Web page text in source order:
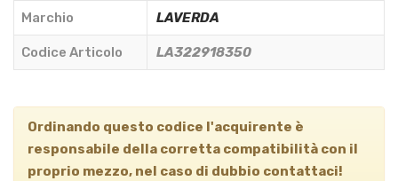
quantità
Marchio LAVERDA
Codice Articolo LA322918350
Ordinando questo codice l'acquirente è
responsabile della corretta compatibilità con il
proprio mezzo, nel caso di dubbio contattaci!